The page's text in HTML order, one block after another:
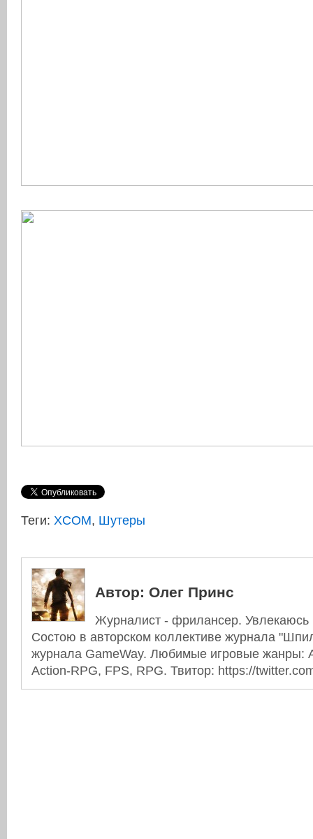
Теги: XCOM, Шутеры
Автор: Олег Принс
Журналист - фрилансер. Увлекаюсь
Состою в авторском коллективе журнала
журнала GameWay. Любимые игровые жанры:
Action-RPG, FPS, RPG. Твитор: https://